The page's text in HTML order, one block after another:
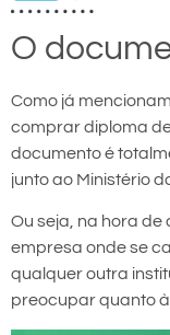
O
Como já
comprar diploma
documento é
junto ao Ministério
Ou seja, na hora
empresa onde se
qualquer outra
preocupar quanto